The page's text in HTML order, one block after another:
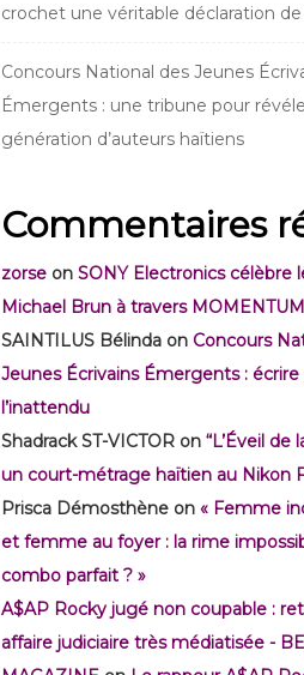
crochet une véritable déclaration
Concours National des Jeunes
Émergents : une tribune pour
génération d’auteurs haïtiens
Commentaires
zorse on SONY Electronics célèbre
Michael Brun à travers MOMENTUM
SAINTILUS Bélinda on Concours
Jeunes Écrivains Émergents :
l’inattendu
Shadrack ST-VICTOR on “L’Éveil de
un court-métrage haïtien au Nikon
Prisca Démosthène on « Femme
et femme au foyer : la rime
combo parfait ? »
A$AP Rocky jugé non coupable :
affaire judiciaire très médiatisée -